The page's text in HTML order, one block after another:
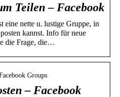
Teilen – Facebook
nette u. lustige Gruppe, in
kannst. Info für neue
die Frage, die…
Groups
– Facebook